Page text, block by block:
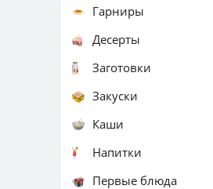
Гарниры
Десерты
Заготовки
Закуски
Каши
Напитки
Первые блюда